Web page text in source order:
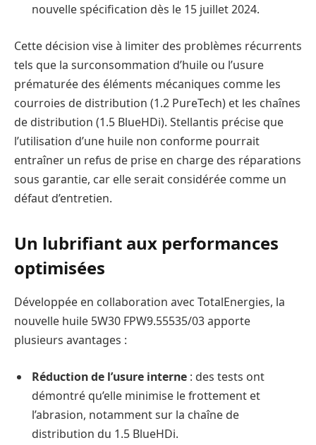
nouvelle spécification dès le 15 juillet 2024.
Cette décision vise à limiter des problèmes récurrents
tels que la surconsommation d’huile ou l’usure
prématurée des éléments mécaniques comme les
courroies de distribution (1.2 PureTech) et les chaînes
de distribution (1.5 BlueHDi). Stellantis précise que
l’utilisation d’une huile non conforme pourrait
entraîner un refus de prise en charge des réparations
sous garantie, car elle serait considérée comme un
défaut d’entretien.
Un lubrifiant aux performances
optimisées
Développée en collaboration avec TotalEnergies, la
nouvelle huile 5W30 FPW9.55535/03 apporte
plusieurs avantages :
Réduction de l’usure interne : des tests ont
démontré qu’elle minimise le frottement et
l’abrasion, notamment sur la chaîne de
distribution du 1.5 BlueHDi.